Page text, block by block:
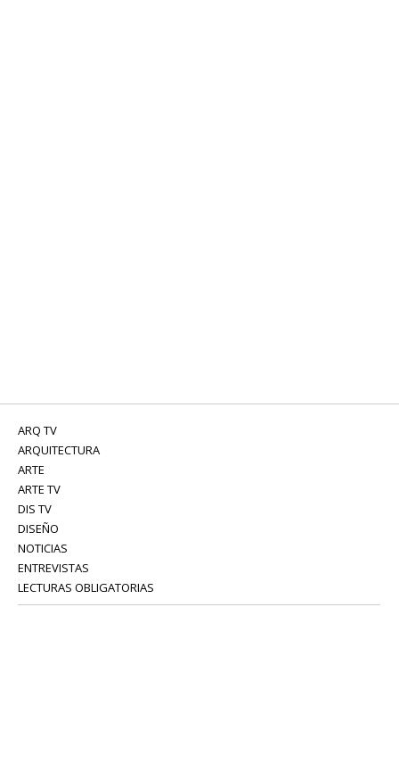
ARQ TV
ARQUITECTURA
ARTE
ARTE TV
DIS TV
DISEÑO
NOTICIAS
ENTREVISTAS
LECTURAS OBLIGATORIAS